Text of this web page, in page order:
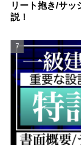
リート抱き/サッ
説！